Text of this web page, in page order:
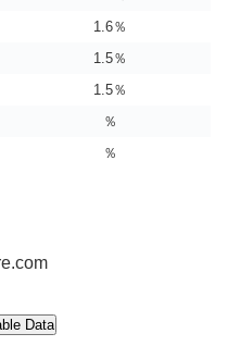
1.6％
1.5％
1.5％
％
％